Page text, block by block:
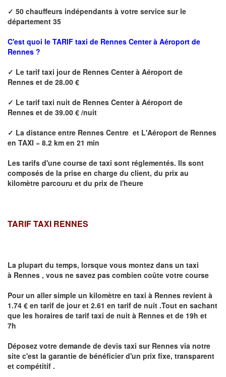
✓ 50 chauffeurs indépendants à votre service sur le
département 35
C'est quoi le TARIF taxi de Rennes Center à Aéroport de
Rennes ?
✓ Le tarif taxi jour de Rennes Center à Aéroport de
Rennes et de 28.00 €
✓ Le tarif taxi nuit de Rennes Center à Aéroport de
Rennes et de 39.00 € /nuit
✓ La distance entre Rennes Centre et L'Aéroport de Rennes
en TAXI = 8.2 km en 21 min
Les tarifs d'une course de taxi sont réglementés. Ils sont
composés de la prise en charge du client, du prix au
kilomètre parcouru et du prix de l'heure
TARIF TAXI RENNES
La plupart du temps, lorsque vous montez dans un taxi
à Rennes , vous ne savez pas combien coûte votre course
Pour un aller simple un kilomètre en taxi à Rennes revient à
1.74 € en tarif de jour et 2.61 en tarif de nuit .Tout en sachant
que les horaires de tarif taxi de nuit à Rennes et de 19h et
7h
Déposez votre demande de devis taxi sur Rennes via notre
site c'est la garantie de bénéficier d'un prix fixe, transparent
et compétitif .